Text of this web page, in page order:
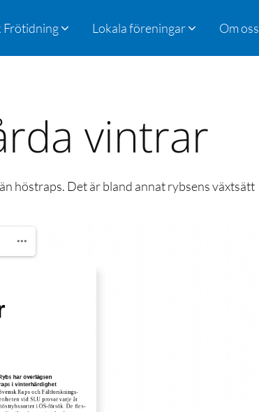
Frötidning Lokala föreningar Om oss
vintrar
höstraps. Det är bland annat rybsens växtsätt